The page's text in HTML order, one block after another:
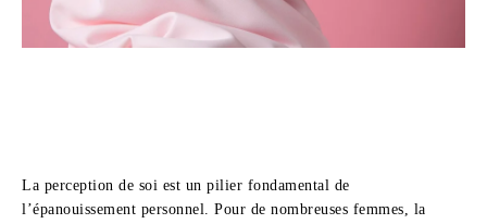
La perception de soi est un pilier fondamental de
l’épanouissement personnel. Pour de nombreuses femmes, la